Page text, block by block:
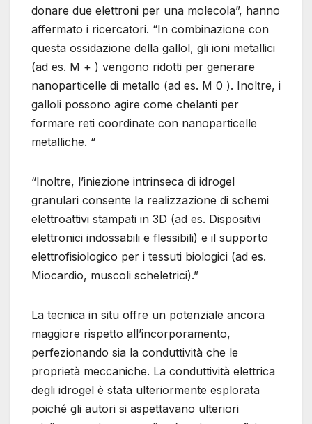
donare due elettroni per una molecola”, hanno
affermato i ricercatori. “In combinazione con
questa ossidazione della gallol, gli ioni metallici
(ad es. M + ) vengono ridotti per generare
nanoparticelle di metallo (ad es. M 0 ). Inoltre, i
galloli possono agire come chelanti per
formare reti coordinate con nanoparticelle
metalliche. “
“Inoltre, l’iniezione intrinseca di idrogel
granulari consente la realizzazione di schemi
elettroattivi stampati in 3D (ad es. Dispositivi
elettronici indossabili e flessibili) e il supporto
elettrofisiologico per i tessuti biologici (ad es.
Miocardio, muscoli scheletrici).”
La tecnica in situ offre un potenziale ancora
maggiore rispetto all’incorporamento,
perfezionando sia la conduttività che le
proprietà meccaniche. La conduttività elettrica
degli idrogel è stata ulteriormente esplorata
poiché gli autori si aspettavano ulteriori